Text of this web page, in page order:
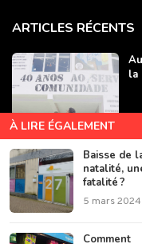
ARTICLES RÉCENTS
la
À LIRE ÉGALEMENT
Baisse de
natalité,
fatalité ?
5 mars 2024
Comment